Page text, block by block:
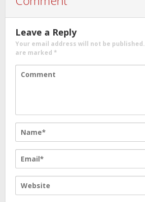
Leave a Reply
Your email address will not be published.
are marked *